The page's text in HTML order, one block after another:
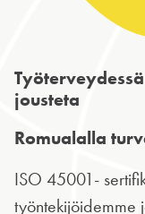
jousteta
Romualalla
ISO 45001-
työntekijöidemme